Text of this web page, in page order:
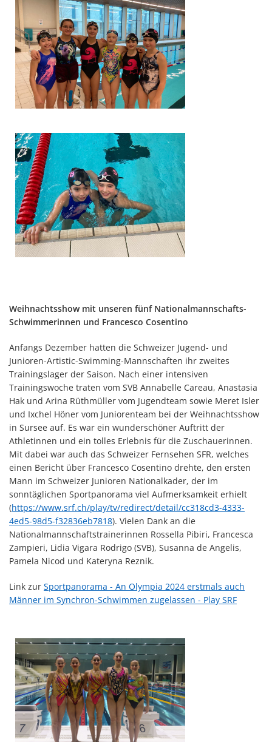
Weihnachtsshow mit unseren fünf Nationalmannschafts-
Schwimmerinnen und Francesco Cosentino
Anfangs Dezember hatten die Schweizer Jugend- und
Junioren-Artistic-Swimming-Mannschaften ihr zweites
Trainingslager der Saison. Nach einer intensiven
Trainingswoche traten vom SVB Annabelle Careau, Anastasia
Hak und Arina Rüthmüller vom Jugendteam sowie Meret Isler
und Ixchel Höner vom Juniorenteam bei der Weihnachtsshow
in Sursee auf. Es war ein wunderschöner Auftritt der
Athletinnen und ein tolles Erlebnis für die Zuschauerinnen.
Mit dabei war auch das Schweizer Fernsehen SFR, welches
einen Bericht über Francesco Cosentino drehte, den ersten
Mann im Schweizer Junioren Nationalkader, der im
sonntäglichen Sportpanorama viel Aufmerksamkeit erhielt
(https://www.srf.ch/play/tv/redirect/detail/cc318cd3-4333-
4ed5-98d5-f32836eb7818). Vielen Dank an die
Nationalmannschaftstrainerinnen Rossella Pibiri, Francesca
Zampieri, Lidia Vigara Rodrigo (SVB), Susanna de Angelis,
Pamela Nicod und Kateryna Reznik.
Link zur Sportpanorama - An Olympia 2024 erstmals auch
Männer im Synchron-Schwimmen zugelassen - Play SRF